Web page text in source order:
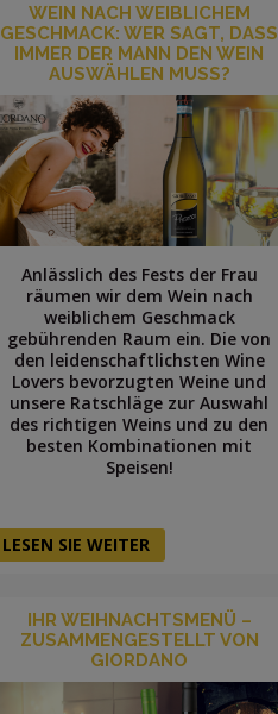
WEIN NACH WEIBLICHEM
GESCHMACK: WER SAGT, DASS
IMMER DER MANN DEN WEIN
AUSWÄHLEN MUSS?
Anlässlich des Fests der Frau
räumen wir dem Wein nach
weiblichem Geschmack
gebührenden Raum ein. Die von
den leidenschaftlichsten Wine
Lovers bevorzugten Weine und
unsere Ratschläge zur Auswahl
des richtigen Weins und zu den
besten Kombinationen mit
Speisen!
LESEN SIE WEITER
IHR WEIHNACHTSMENÜ –
ZUSAMMENGESTELLT VON
GIORDANO